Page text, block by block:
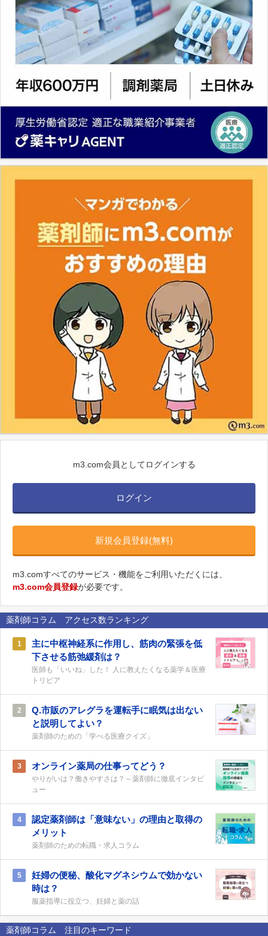
m3.com会員としてログインする
ログイン
新規会員登録(無料)
m3.comすべてのサービス・機能をご利用いただくには、
m3.com会員登録が必要です。
薬剤師コラム アクセス数ランキング
1
主に中枢神経系に作用し、筋肉の緊張を低
下させる筋弛緩剤は？
医師も「いいね」した！ 人に教えたくなる薬学＆医療
トリビア
2
Q.市販のアレグラを運転手に眠気は出ない
と説明してよい？
薬剤師のための「学べる医療クイズ」
3 オンライン薬局の仕事ってどう？
やりがいは？働きやすさは？～薬剤師に徹底インタビ
ュー
4
認定薬剤師は「意味ない」の理由と取得の
メリット
薬剤師のための転職・求人コラム
5
妊婦の便秘、酸化マグネシウムで効かない
時は？
服薬指導に役立つ、妊婦と薬の話
薬剤師コラム 注目のキーワード